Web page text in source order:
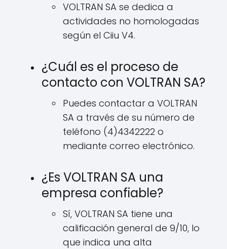
VOLTRAN SA se dedica a
actividades no homologadas
según el Ciiu V4.
¿Cuál es el proceso de
contacto con VOLTRAN SA?
Puedes contactar a VOLTRAN
SA a través de su número de
teléfono (4)4342222 o
mediante correo electrónico.
¿Es VOLTRAN SA una
empresa confiable?
Sí, VOLTRAN SA tiene una
calificación general de 9/10, lo
que indica una alta